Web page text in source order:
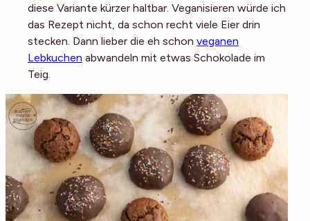
diese Variante kürzer haltbar. Veganisieren würde ich
das Rezept nicht, da schon recht viele Eier drin
stecken. Dann lieber die eh schon veganen
Lebkuchen abwandeln mit etwas Schokolade im
Teig.